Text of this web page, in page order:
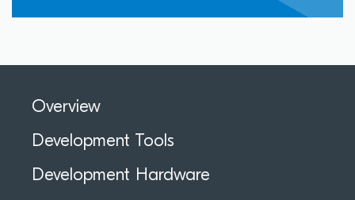
Overview
Development Tools
Development Hardware